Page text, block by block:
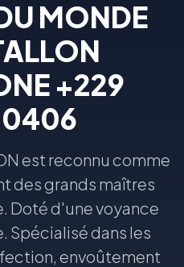
MONDE
+229
est reconnu comme
des grands maîtres
Doté d'une voyance
Spécialisé dans les
envoûtement